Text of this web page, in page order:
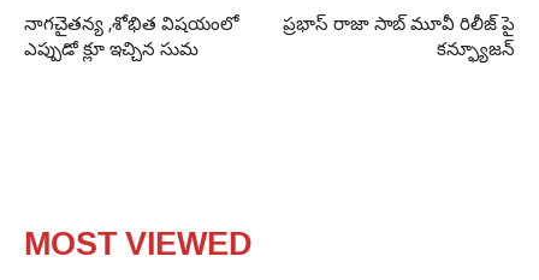
నాగచైతన్య ,శోభిత విషయంలో
ఎప్పుడో క్లూ ఇచ్చిన సుమ
ప్రభాస్ రాజా సాబ్ మూవీ రిలీజ్ పై
కన్ఫ్యూజన్
MOST VIEWED